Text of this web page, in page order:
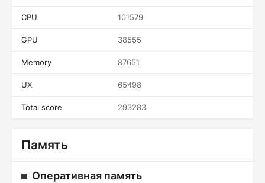
CPU 101579
GPU 38555
Memory 87651
UX 65498
Total score 293283
Память
Оперативная память